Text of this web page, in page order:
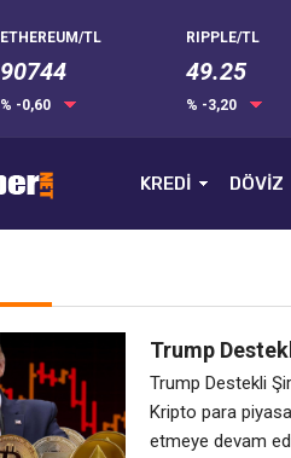
ETHEREUM/TL
90744
% -0,60
RIPPLE/TL
49.25
% -3,20
KREDİ DÖVİZ
Trump
Hareketlenme
Trump Destekli
Kripto para
etmeye devam